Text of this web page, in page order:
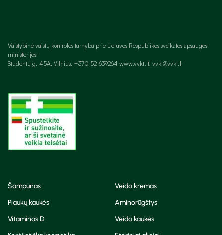
Valstybinė vaistų kontrolės tarnyba prie Lietuvos Respublikos sveikatos apsaugos
ministerijos
Studentų g. 45A, Vilnius, +370 52 639264 www.vvkt.lt, vvkt@vvkt.lt
Šampūnas
Veido kremas
Plaukų kaukės
Aminorūgštys
Vitaminas D
Veido kaukės